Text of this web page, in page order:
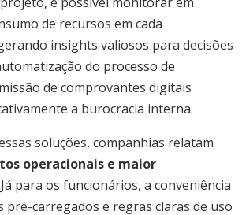
de recursos em cada
insights valiosos para decisões
do processo de
de comprovantes digitais
a burocracia interna.
soluções, companhias relatam
operacionais e maior
para os funcionários, a conveniência
pré-carregados e regras claras de uso